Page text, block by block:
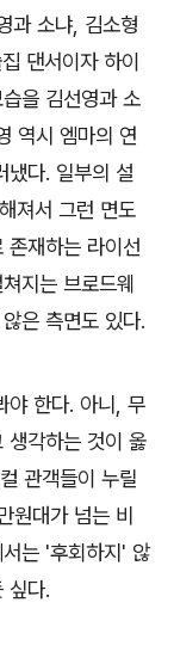
과 소냐, 김소형
댄서이자 하이
을 김선영과 소
역시 엠마의 연
냈다. 일부의 설
져서 그런 면도
존재하는 라이선
지는 브로드웨
은 측면도 있다.
야 한다. 아니, 무
생각하는 것이 옳
관객들이 누릴
원대가 넘는 비
는 '후회하지' 않
싶다.